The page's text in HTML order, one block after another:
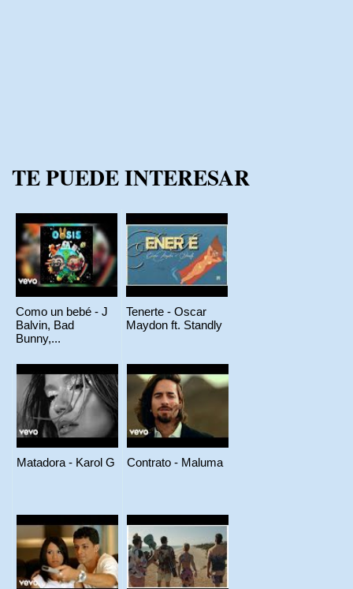
TE PUEDE INTERESAR
Como un bebé - J
Balvin, Bad
Bunny,...
Tenerte - Oscar
Maydon ft. Standly
Matadora - Karol G Contrato - Maluma